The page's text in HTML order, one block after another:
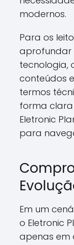
modernos.
Para os
aprofundar
tecnologia,
conteúdos
termos
forma clara
Eletronic
para
Em um
o Eletronic
apenas em